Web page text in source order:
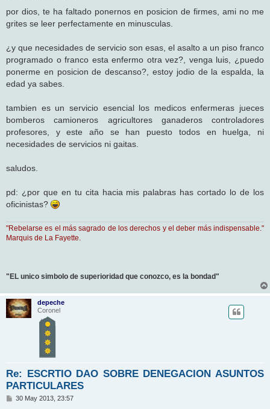
n
s
a
por dios, te ha faltado ponernos en posicion de firmes, ami no me
grites se leer perfectamente en minusculas.
¿y que necesidades de servicio son esas, el asalto a un piso franco
programado o franco esta enfermo otra vez?, venga luis, ¿puedo
ponerme en posicion de descanso?, estoy jodio de la espalda, la
edad ya sabes.
tambien es un servicio esencial los medicos enfermeras jueces
bomberos camioneros agricultores ganaderos controladores
profesores, y este año se han puesto todos en huelga, ni
necesidades de servicios ni gaitas.
saludos.
pd: ¿por que en tu cita hacia mis palabras has cortado lo de los
oficinistas?
"Rebelarse es el más sagrado de los derechos y el deber más indispensable."
Marquis de La Fayette.
"EL unico simbolo de superioridad que conozco, es la bondad"
depeche
Coronel
Re: ESCRTIO DAO SOBRE DENEGACION ASUNTOS
PARTICULARES
M
30 May 2013, 23:57